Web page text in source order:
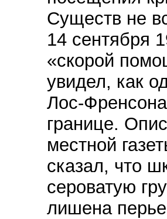
Существ не
14 сентября
«скорой
увидел, как
Лос-
границе.
местной
сказал, что
сероватую
лишена